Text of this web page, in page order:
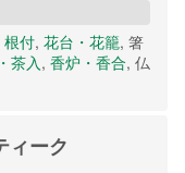
根付, 花台・花籠, 箸
茶入, 香炉・香合, 仏
ィーク